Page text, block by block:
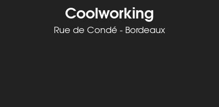
Coolworking
Rue de Condé - Bordeaux